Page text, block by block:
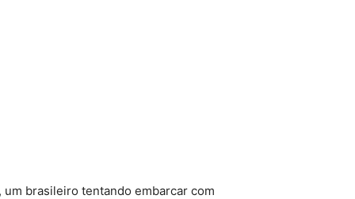
brasileiro tentando embarcar com